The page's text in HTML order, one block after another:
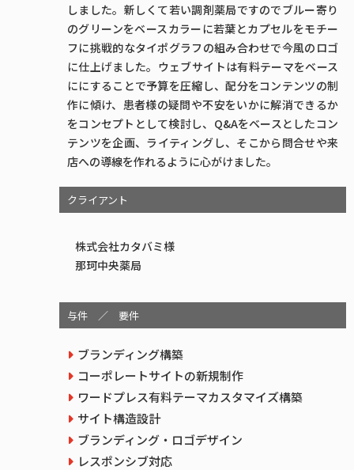
しました。新しくて若い調剤薬局ですのでブルー寄り
のグリーンをベースカラーに若葉とカプセルをモチー
フに挑戦的なタイポグラフの組み合わせで今風のロゴ
に仕上げました。ウェブサイトは有料テーマをベース
ににすることで予算を圧縮し、配分をコンテンツの制
作に傾け、患者様の疑問や不安をいかに解消できるか
をコンセプトとして検討し、Q&Aをベースとしたコン
テンツを企画、ライティングし、そこから問合せや来
店への導線を作れるように心がけました。
クライアント
株式会社カタバミ様
那珂中央薬局
与件 ／ 要件
ブランディング構築
コーポレートサイトの新規制作
ワードプレス有料テーマカスタマイズ構築
サイト構造設計
ブランディング・ロゴデザイン
レスポンシブ対応